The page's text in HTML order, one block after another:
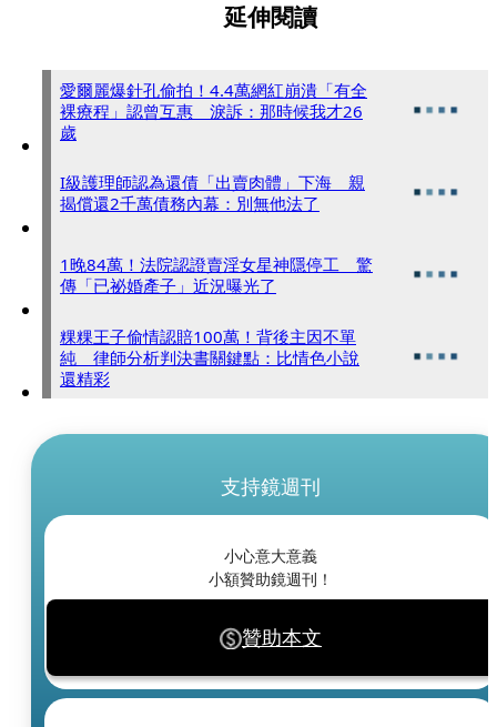
延伸閱讀
愛爾麗爆針孔偷拍！4.4萬網紅崩潰「有全
裸療程」認曾互惠 淚訴：那時候我才26
歲
I級護理師認為還債「出賣肉體」下海 親
揭償還2千萬債務內幕：別無他法了
1晚84萬！法院認證賣淫女星神隱停工 驚
傳「已祕婚產子」近況曝光了
粿粿王子偷情認賠100萬！背後主因不單
純 律師分析判決書關鍵點：比情色小說
還精彩
支持鏡週刊
小心意大意義
小額贊助鏡週刊！
贊助本文